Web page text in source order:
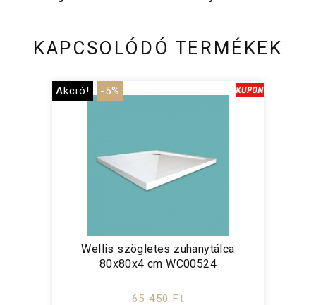
KAPCSOLÓDÓ TERMÉKEK
Akció! -5%
Wellis szögletes zuhanytálca
80x80x4 cm WC00524
65 450 Ft